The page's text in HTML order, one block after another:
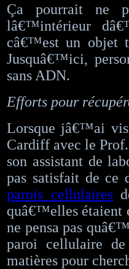
Ça pourrait ne
lâ€™intérieur
câ€™est un objet
Jusquâ€™ici,
sans ADN.
Efforts pour
Lorsque jâ€™ai
Cardiff avec le
son assistant de
pas satisfait de
parois cellulaires
quâ€™elles étaient
ne pensa pas
paroi cellulaire
matières pour